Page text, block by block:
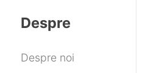
Despre
Despre noi